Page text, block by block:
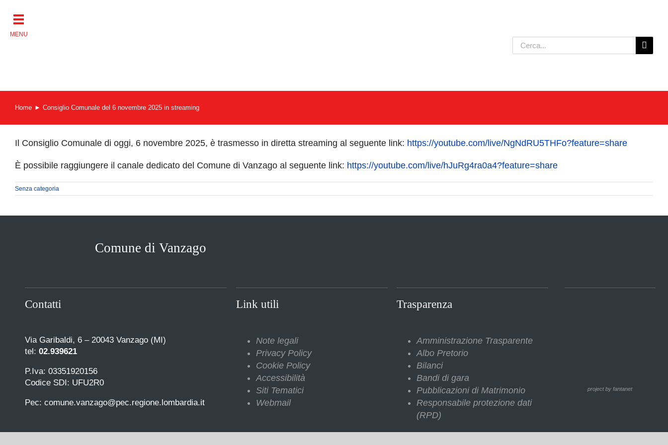
contenuto
Cerca
per:
Home Consiglio Comunale del 6 novembre 2025 in streaming
Il Consiglio Comunale di oggi, 6 novembre 2025, è trasmesso in diretta streaming al seguente link: https://youtube.com/live/NgNdRU5THFo?feature=share
È possibile raggiungere il canale dedicato del Comune di Vanzago al seguente link: https://youtube.com/live/hJuRg4ra0a4?feature=share
Senza categoria
Comune di Vanzago
Contatti
Via Garibaldi, 6 – 20043 Vanzago (MI)
tel: 02.939621
P.Iva: 03351920156
Codice SDI: UFU2R0
Pec: comune.vanzago@pec.regione.lombardia.it
Link utili
Note legali
Privacy Policy
Cookie Policy
Accessibilità
Siti Tematici
Webmail
Trasparenza
Amministrazione Trasparente
Albo Pretorio
Bilanci
Bandi di gara
Pubblicazioni di Matrimonio
Responsabile protezione dati
(RPD)
project by fantanet